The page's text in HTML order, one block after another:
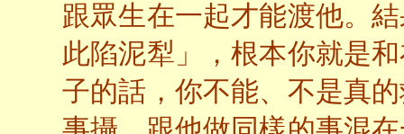
跟眾生在一起才能渡他。
此陷泥犁」，根本你就是
子的話，你不能、不是真